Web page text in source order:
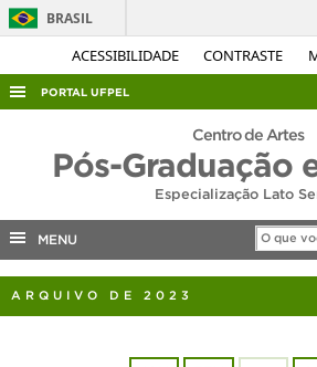
ACESSIBILIDADE CONTRASTE
BRASIL
PORTAL UFPEL
AUDITORIA
CONCURSOS
EDITAIS
INTERNACIONAL
Centro de Artes
Pós-Graduação
Especialização Lato
MENU
ARQUIVO DE 2023